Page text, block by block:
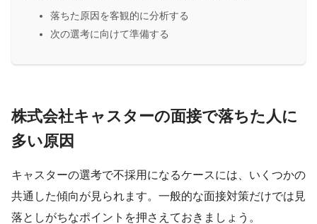
落ちた原因を客観的に分析する
次の選考に向けて準備する
株式会社キャスターの面接で落ちた人に
多い原因
キャスターの選考で不採用になるケースには、いくつかの
共通した傾向が見られます。一般的な面接対策だけでは見
落としがちなポイントを押さえておきましょう。